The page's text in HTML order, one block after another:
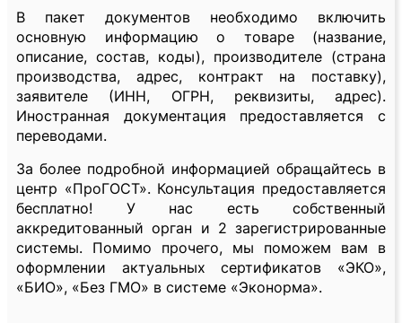
В пакет документов необходимо включить
основную информацию о товаре (название,
описание, состав, коды), производителе (страна
производства, адрес, контракт на поставку),
заявителе (ИНН, ОГРН, реквизиты, адрес).
Иностранная документация предоставляется с
переводами.
За более подробной информацией обращайтесь в
центр «ПроГОСТ». Консультация предоставляется
бесплатно! У нас есть собственный
аккредитованный орган и 2 зарегистрированные
системы. Помимо прочего, мы поможем вам в
оформлении актуальных сертификатов «ЭКО»,
«БИО», «Без ГМО» в системе «Эконорма».